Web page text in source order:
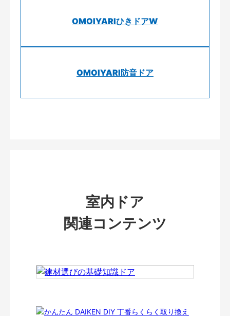
OMOIYARIひきドアW
OMOIYARI防音ドア
室内ドア
関連コンテンツ